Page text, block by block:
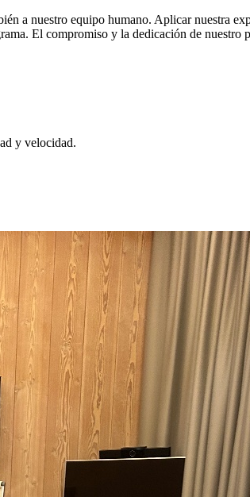
a nuestro equipo humano. Aplicar nuestra
El compromiso y la dedicación de nuestro
y velocidad.